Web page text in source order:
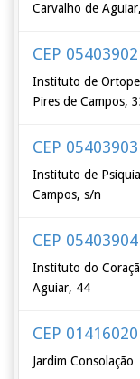
Carvalho de
CEP 05403902
Instituto de
Pires de Campos,
CEP 05403903
Instituto de
Campos, s/n
CEP 05403904
Instituto do
Aguiar, 44
CEP 01416020
Jardim Consolação